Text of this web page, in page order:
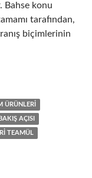
Bahse konu
tarafından,
biçimlerinin
ticari teamüller
ÜRÜNLERI
AÇISI
TEAMÜL